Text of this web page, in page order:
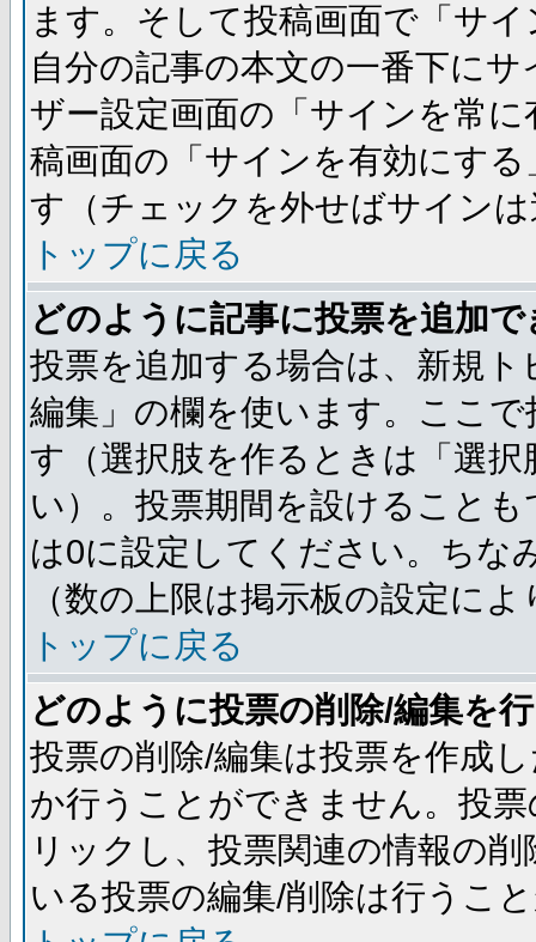
ます。そして投稿画面で「サ
自分の記事の本文の一番下に
ザー設定画面の「サインを常
稿画面の「サインを有効にす
す（チェックを外せばサイン
トップに戻る
どのように記事に投票を追加
投票を追加する場合は、新規
編集」の欄を使います。ここ
す（選択肢を作るときは「選
い）。投票期間を設けること
は0に設定してください。ちな
（数の上限は掲示板の設定に
トップに戻る
どのように投票の削除/編集を
投票の削除/編集は投票を作成
か行うことができません。投
リックし、投票関連の情報の
いる投票の編集/削除は行うこ